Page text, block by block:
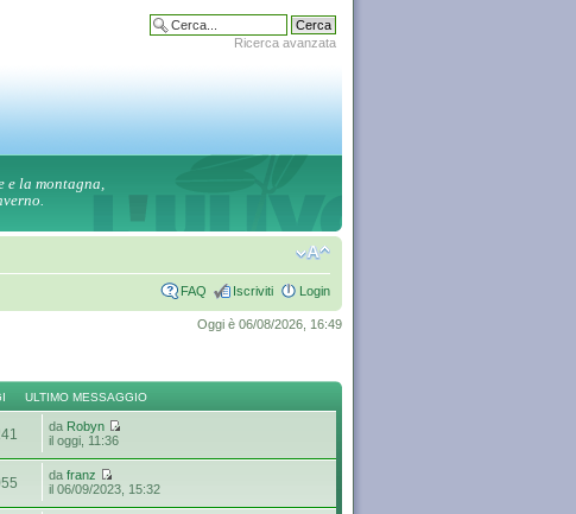
Ricerca avanzata
e la montagna,
FAQ Iscriviti Login
Oggi è 06/08/2026, 16:49
ULTIMO MESSAGGIO
da Robyn
il oggi, 11:36
dafranz
il 06/09/2023, 15:32